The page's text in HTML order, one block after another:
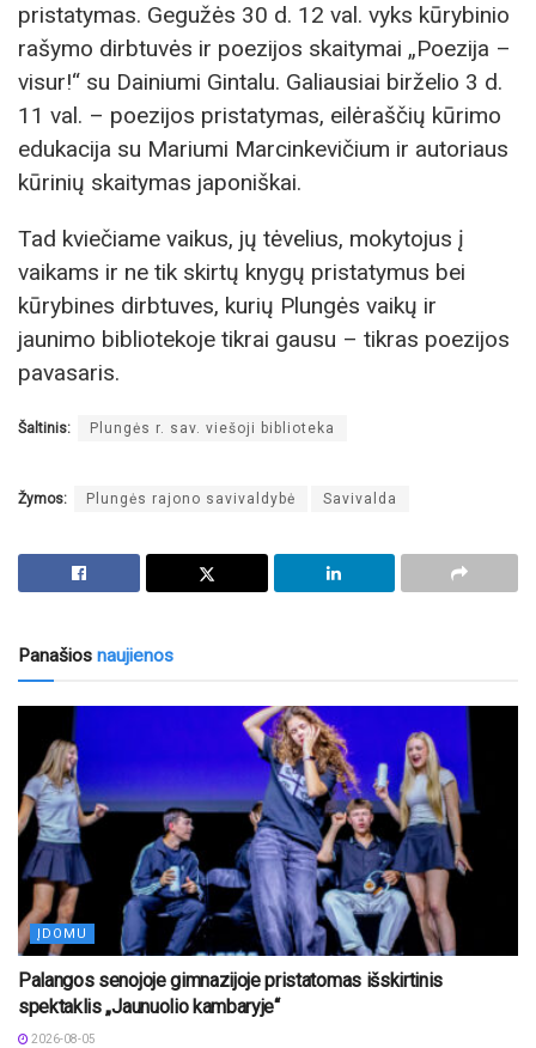
pristatymas. Gegužės 30 d. 12 val. vyks kūrybinio
rašymo dirbtuvės ir poezijos skaitymai „Poezija –
visur!“ su Dainiumi Gintalu. Galiausiai birželio 3 d.
11 val. – poezijos pristatymas, eilėraščių kūrimo
edukacija su Mariumi Marcinkevičium ir autoriaus
kūrinių skaitymas japoniškai.
Tad kviečiame vaikus, jų tėvelius, mokytojus į
vaikams ir ne tik skirtų knygų pristatymus bei
kūrybines dirbtuves, kurių Plungės vaikų ir
jaunimo bibliotekoje tikrai gausu – tikras poezijos
pavasaris.
Šaltinis: Plungės r. sav. viešoji biblioteka
Žymos: Plungės rajono savivaldybė Savivalda
Panašios naujienos
ĮDOMU
Palangos senojoje gimnazijoje pristatomas išskirtinis
spektaklis „Jaunuolio kambaryje“
2026-08-05